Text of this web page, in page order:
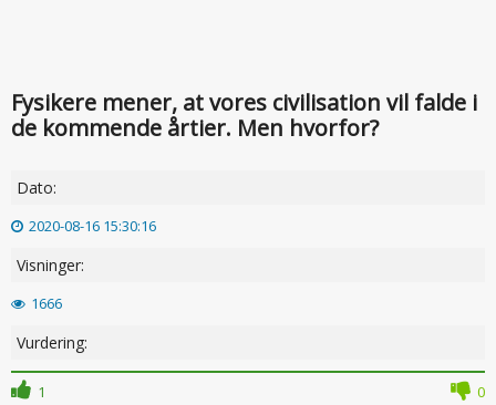
Fysikere mener, at vores civilisation vil falde i
de kommende årtier. Men hvorfor?
Dato:
2020-08-16 15:30:16
Visninger:
1666
Vurdering:
1 0